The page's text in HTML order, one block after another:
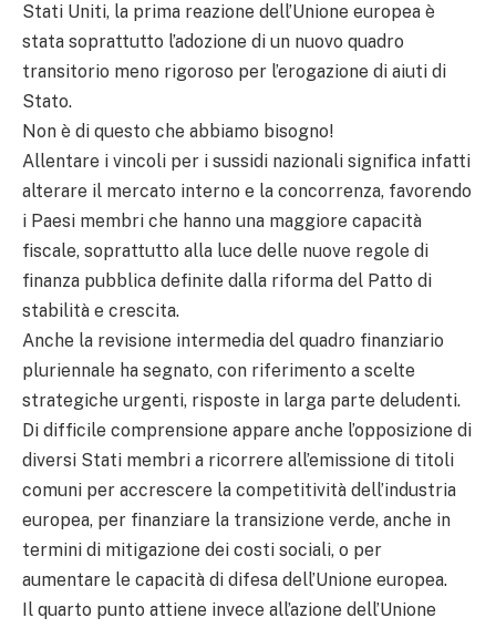
Stati Uniti, la prima reazione dell’Unione europea è
stata soprattutto l’adozione di un nuovo quadro
transitorio meno rigoroso per l’erogazione di aiuti di
Stato.
Non è di questo che abbiamo bisogno!
Allentare i vincoli per i sussidi nazionali significa infatti
alterare il mercato interno e la concorrenza, favorendo
i Paesi membri che hanno una maggiore capacità
fiscale, soprattutto alla luce delle nuove regole di
finanza pubblica definite dalla riforma del Patto di
stabilità e crescita.
Anche la revisione intermedia del quadro finanziario
pluriennale ha segnato, con riferimento a scelte
strategiche urgenti, risposte in larga parte deludenti.
Di difficile comprensione appare anche l’opposizione di
diversi Stati membri a ricorrere all’emissione di titoli
comuni per accrescere la competitività dell’industria
europea, per finanziare la transizione verde, anche in
termini di mitigazione dei costi sociali, o per
aumentare le capacità di difesa dell’Unione europea.
Il quarto punto attiene invece all’azione dell’Unione